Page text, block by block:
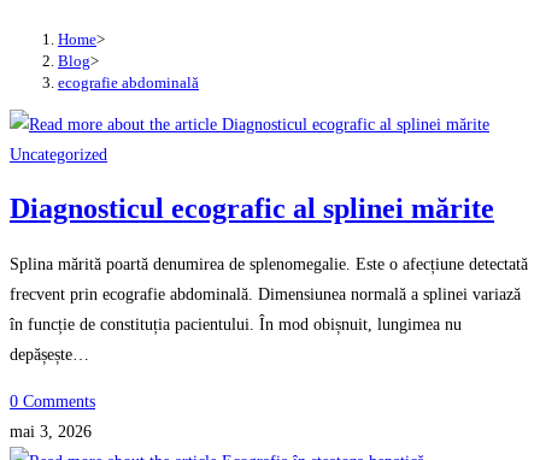
Home>
Blog>
ecografie abdominală
Uncategorized
Diagnosticul ecografic al splinei mărite
Splina mărită poartă denumirea de splenomegalie. Este o afecțiune detectată
frecvent prin ecografie abdominală. Dimensiunea normală a splinei variază
în funcție de constituția pacientului. În mod obișnuit, lungimea nu
depășește…
0 Comments
mai 3, 2026